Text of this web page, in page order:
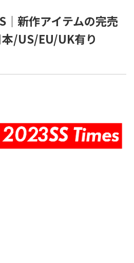
新作アイテムの完売
/US/EU/UK有り